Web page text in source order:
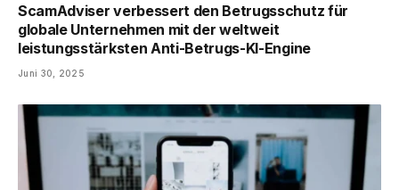
ScamAdviser verbessert den Betrugsschutz für
globale Unternehmen mit der weltweit
leistungsstärksten Anti-Betrugs-KI-Engine
Juni 30, 2025